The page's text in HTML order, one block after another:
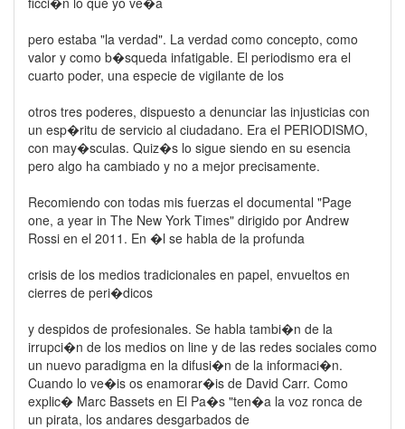
pero estaba "la verdad". La verdad como concepto, como
valor y como b�squeda infatigable. El periodismo era el
cuarto poder, una especie de vigilante de los
otros tres poderes, dispuesto a denunciar las injusticias con
un esp�ritu de servicio al ciudadano. Era el PERIODISMO,
con may�sculas. Quiz�s lo sigue siendo en su esencia
pero algo ha cambiado y no a mejor precisamente.
Recomiendo con todas mis fuerzas el documental "Page
one, a year in The New York Times" dirigido por Andrew
Rossi en el 2011. En �l se habla de la profunda
crisis de los medios tradicionales en papel, envueltos en
cierres de peri�dicos
y despidos de profesionales. Se habla tambi�n de la
irrupci�n de los medios on line y de las redes sociales como
un nuevo paradigma en la difusi�n de la informaci�n.
Cuando lo ve�is os enamorar�is de David Carr. Como
explic� Marc Bassets en El Pa�s "ten�a la voz ronca de
un pirata, los andares desgarbados de